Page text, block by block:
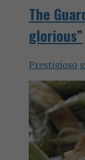
The
glorious”
Prestigioso